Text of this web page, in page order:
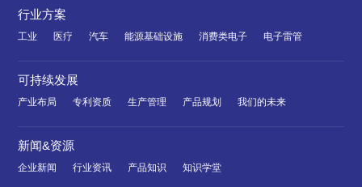
行业方案
工业 医疗 汽车 能源基础设施 消费类电子 电子雷管
可持续发展
产业布局 专利资质 生产管理 产品规划 我们的未来
新闻&资源
企业新闻 行业资讯 产品知识 知识学堂